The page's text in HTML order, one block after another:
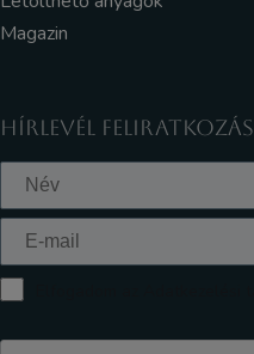
Magazin
HÍRLEVÉL FELIRATKOZÁS